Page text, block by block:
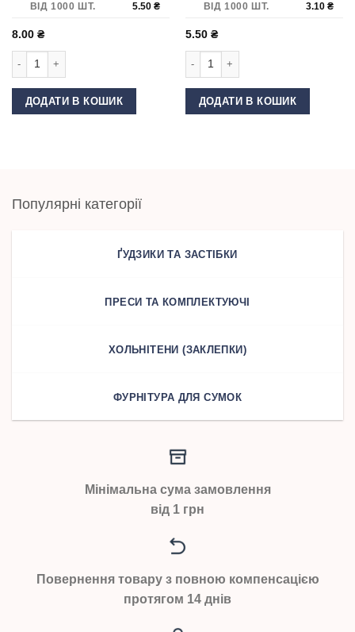
ВІД 1000 ШТ.
5.50₴
8.00 ₴
ДОДАТИ В КОШИК
ВІД 1000 ШТ.
3.10₴
5.50 ₴
ДОДАТИ В КОШИК
Популярні категорії
ҐУДЗИКИ ТА ЗАСТІБКИ
ПРЕСИ ТА КОМПЛЕКТУЮЧІ
ХОЛЬНІТЕНИ (ЗАКЛЕПКИ)
ФУРНІТУРА ДЛЯ СУМОК
Мінімальна сума замовлення
від 1 грн
Повернення товару з повною компенсацією
протягом 14 днів